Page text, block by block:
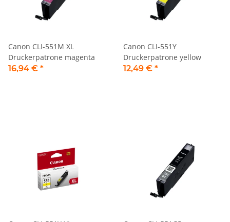
Canon CLI-551M XL
Druckerpatrone magenta
16,94 € *
Canon CLI-551Y
Druckerpatrone yellow
12,49 € *